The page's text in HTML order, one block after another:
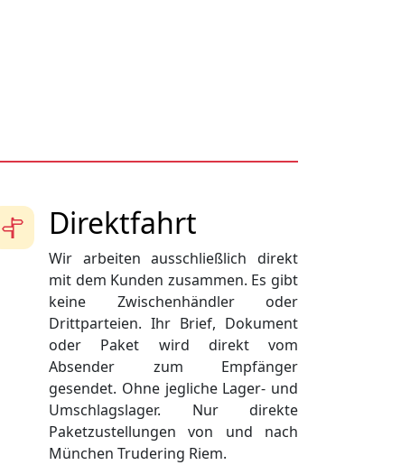
Direktfahrt
Wir arbeiten ausschließlich direkt
mit dem Kunden zusammen. Es gibt
keine Zwischenhändler oder
Drittparteien. Ihr Brief, Dokument
oder Paket wird direkt vom
Absender zum Empfänger
gesendet. Ohne jegliche Lager- und
Umschlagslager. Nur direkte
Paketzustellungen von und nach
München Trudering Riem.